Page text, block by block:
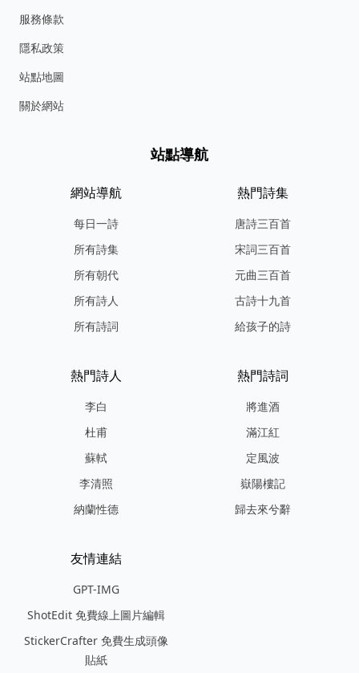
服務條款
隱私政策
站點地圖
關於網站
站點導航
網站導航
每日一詩
所有詩集
所有朝代
所有詩人
所有詩詞
熱門詩集
唐詩三百首
宋詞三百首
元曲三百首
古詩十九首
給孩子的詩
熱門詩人
李白
杜甫
蘇軾
李清照
納蘭性德
熱門詩詞
將進酒
滿江紅
定風波
嶽陽樓記
歸去來兮辭
友情連結
GPT-IMG
ShotEdit 免費線上圖片編輯
StickerCrafter 免費生成頭像
貼紙